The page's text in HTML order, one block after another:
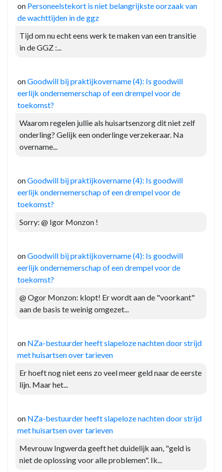
on Personeelstekort is niet belangrijkste oorzaak van
de wachttijden in de ggz
Tijd om nu echt eens werk te maken van een transitie
in de GGZ :...
onGoodwill bij praktijkovername (4): Is goodwill
eerlijk ondernemerschap of een drempel voor de
toekomst?
Waarom regelen jullie als huisartsenzorg dit niet zelf
onderling? Gelijk een onderlinge verzekeraar. Na
overname...
onGoodwill bij praktijkovername (4): Is goodwill
eerlijk ondernemerschap of een drempel voor de
toekomst?
Sorry: @ Igor Monzon !
onGoodwill bij praktijkovername (4): Is goodwill
eerlijk ondernemerschap of een drempel voor de
toekomst?
@ Ogor Monzon: klopt! Er wordt aan de "voorkant"
aan de basis te weinig omgezet...
on NZa-bestuurder heeft slapeloze nachten door strijd
met huisartsen over tarieven
Er hoeft nog niet eens zo veel meer geld naar de eerste
lijn. Maar het...
on NZa-bestuurder heeft slapeloze nachten door strijd
met huisartsen over tarieven
Mevrouw Ingwerda geeft het duidelijk aan, "geld is
niet de oplossing voor alle problemen". Ik...